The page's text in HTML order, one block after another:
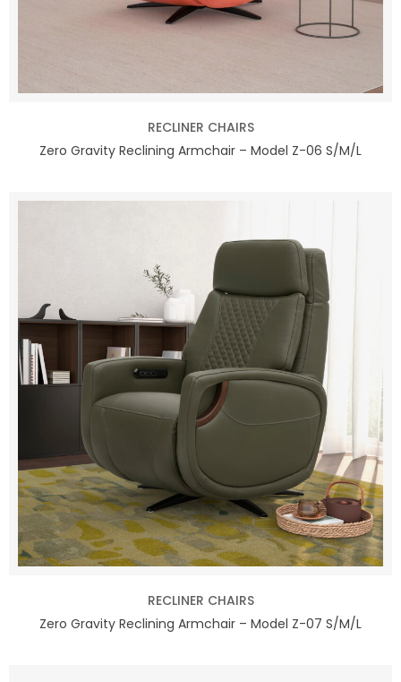
RECLINER CHAIRS
Zero Gravity Reclining Armchair – Model Z-06 S/M/L
RECLINER CHAIRS
Zero Gravity Reclining Armchair – Model Z-07 S/M/L